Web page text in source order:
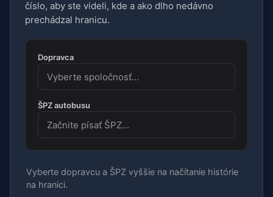
číslo, aby ste videli, kde a ako dlho nedávno
prechádzal hranicu.
Dopravca
ŠPZ autobusu
Vyberte dopravcu a ŠPZ vyššie na načítanie histórie
na hranici.